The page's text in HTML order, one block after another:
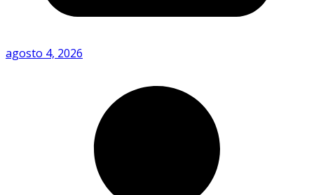
agosto 4, 2026